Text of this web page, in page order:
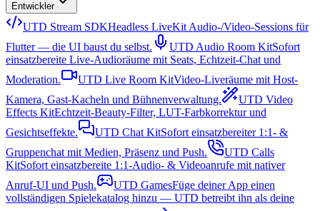
Entwickler
UTD Stream SDKHeadless LiveKit Audio-/Video-Sessions für
Flutter — die UI baust du selbst.
UTD Audio Room KitSofort
einsatzbereite Live-Audioräume mit Seats, Echtzeit-Chat und
Moderation.
UTD Live Room KitVideo-Liveräume mit Host-
Kamera, Gast-Kacheln und Bühnenverwaltung.
UTD Video
Effects KitEchtzeit-Beauty-Filter, LUT-Farbkorrektur und
Gesichtseffekte.
UTD Chat KitSofort einsatzbereiter 1:1- &
Gruppenchat mit Medien, Präsenz und Push.
UTD Calls
KitSofort einsatzbereite 1:1-Audio- & Videoanrufe mit nativer
Anruf-UI und Push.
UTD GamesFüge deiner App einen
vollständigen Spielekatalog hinzu — UTD betreibt ihn als deine